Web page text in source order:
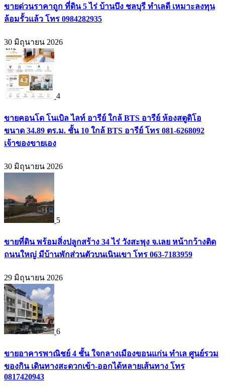
ขายด่วนราคาถูก ที่ดิน 5 ไร่ บ้านบึง ชลบุรี ทำเลดี เหมาะลงทุน
ล้อมรั้วแล้ว โทร 0984282935
30 มิถุนายน 2026
4
ขายคอนโด โนเบิล ไลท์ อารีย์ ใกล้ BTS อารีย์ ห้องสตูดิโอ
ขนาด 34.89 ตร.ม. ชั้น 10 ใกล้ BTS อารีย์ โทร 081-6268092
เจ้าของขายเอง
30 มิถุนายน 2026
5
ขายที่ดิน พร้อมสิ่งปลูกสร้าง 34 ไร่ วังสะพุง จ.เลย หน้ากว้างติด
ถนนใหญ่ มีบ้านพักส่วนตัวบนเนินเขา โทร 063-7183959
29 มิถุนายน 2026
6
ขายอาคารพาณิชย์ 4 ชั้น ใจกลางเมืองขอนแก่น ทำเล ศูนย์รวม
ของกิน เดินทางสะดวกเข้า-ออกได้หลายเส้นทาง โทร
0817420943